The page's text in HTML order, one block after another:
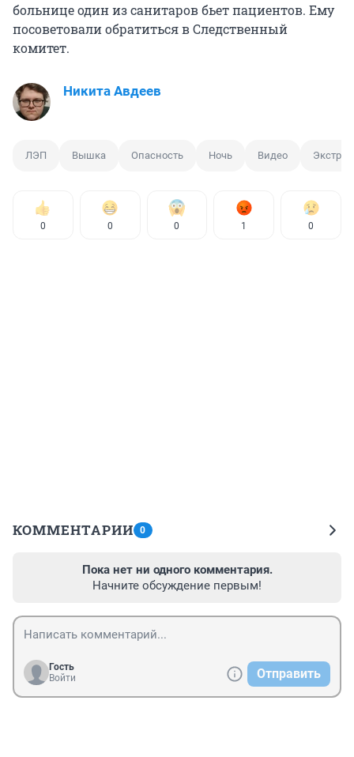
больнице один из санитаров бьет пациентов. Ему
посоветовали обратиться в Следственный
комитет.
Никита Авдеев
ЛЭП Вышка Опасность Ночь Видео
0 0 0 1 0
КОММЕНТАРИИ 0
Пока нет ни одного комментария.
Начните обсуждение первым!
Гость
Войти
Отправить